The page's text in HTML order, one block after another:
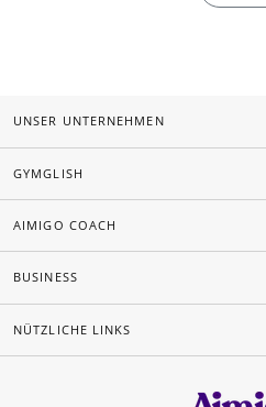
UNSER UNTERNEHMEN
GYMGLISH
AIMIGO COACH
BUSINESS
NÜTZLICHE LINKS